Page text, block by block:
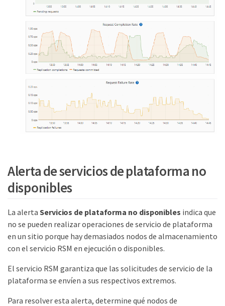
Alerta de servicios de plataforma no
disponibles
La alerta Servicios de plataforma no disponibles indica que
no se pueden realizar operaciones de servicio de plataforma
en un sitio porque hay demasiados nodos de almacenamiento
con el servicio RSM en ejecución o disponibles.
El servicio RSM garantiza que las solicitudes de servicio de la
plataforma se envíen a sus respectivos extremos.
Para resolver esta alerta, determine qué nodos de